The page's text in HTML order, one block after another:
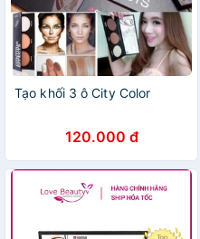
Tạo khối 3 ô City Color
120.000 đ